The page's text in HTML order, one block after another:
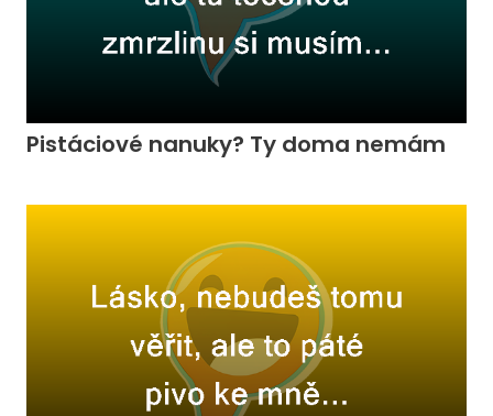
Pistáciové nanuky? Ty doma nemám